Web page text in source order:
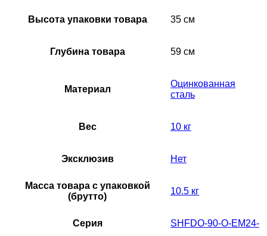
Высота упаковки товара 35 см
Глубина товара 59 см
Материал
Оцинкованная
сталь
Вес 10 кг
Эксклюзив Нет
Масса товара с упаковкой
(брутто)
10.5 кг
Серия SHFDO-90-O-EM24-